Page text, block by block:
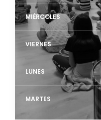
MIÉRCOLES
VIERNES
LUNES
MARTES